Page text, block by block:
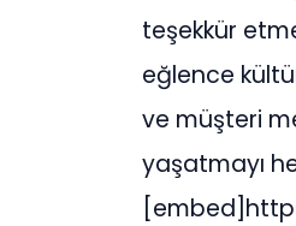
teşekkür
eğlence
ve müşteri
yaşatmayı